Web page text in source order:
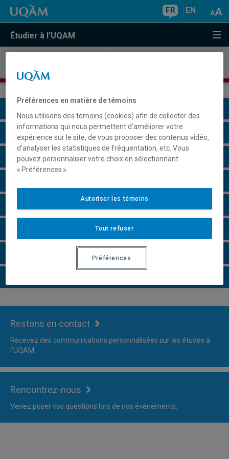
FR EN
Étudier à l'UQAM
Conditions d'admission
Cours à suivre et horaires
Remarques et règlements
Faire une demande d'admission
Restons en contact
Recevez des communications personnalisées sur les études à
l'UQAM.
Rencontrez-nous
Venez poser vos questions lors de nos événements.
Préférences en matière de témoins
Nous utilisons des témoins (cookies) afin de collecter des
informations qui nous permettent d’améliorer votre
expérience sur le site, de vous proposer des contenus vidéo,
d’analyser les statistiques de fréquentation, etc. Vous
pouvez personnaliser votre choix en sélectionnant
« Préférences ».
Tout refuser
Autoriser les témoins
Préférences